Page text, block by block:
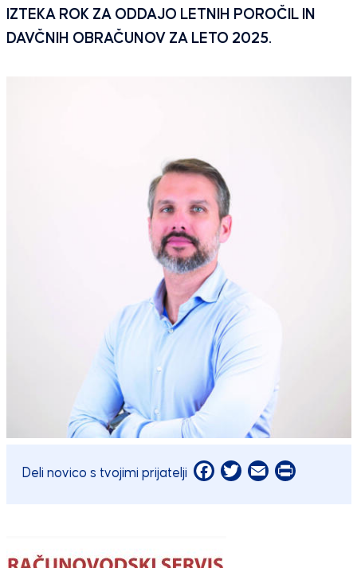
IZTEKA ROK ZA ODDAJO LETNIH POROČIL IN
DAVČNIH OBRAČUNOV ZA LETO 2025.
Deli novico s tvojimi prijatelji Facebook
Twitter
EmailPrint